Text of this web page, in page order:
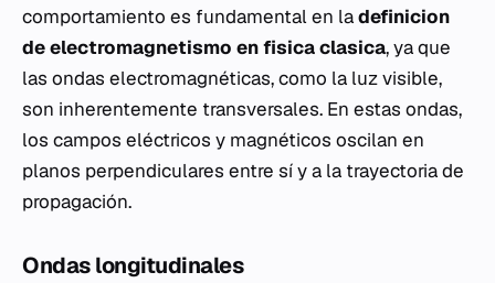
comportamiento es fundamental en ladefinicion
de electromagnetismo en fisica clasica, ya que
las ondas electromagnéticas, como la luz visible,
son inherentemente transversales. En estas ondas,
los campos eléctricos y magnéticos oscilan en
planos perpendiculares entre sí y a la trayectoria de
propagación.
Ondas longitudinales